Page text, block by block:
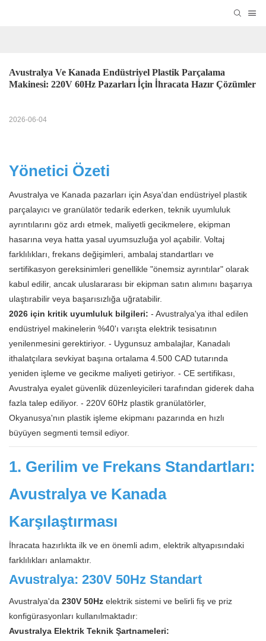
Avustralya Ve Kanada Endüstriyel Plastik Parçalama
Makinesi: 220V 60Hz Pazarları İçin İhracata Hazır Çözümler
2026-06-04
Yönetici Özeti
Avustralya ve Kanada pazarları için Asya'dan endüstriyel plastik
parçalayıcı ve granülatör tedarik ederken, teknik uyumluluk
ayrıntılarını göz ardı etmek, maliyetli gecikmelere, ekipman
hasarına veya hatta yasal uyumsuzluğa yol açabilir. Voltaj
farklılıkları, frekans değişimleri, ambalaj standartları ve
sertifikasyon gereksinimleri genellikle "önemsiz ayrıntılar" olarak
kabul edilir, ancak uluslararası bir ekipman satın alımını başarıya
ulaştırabilir veya başarısızlığa uğratabilir.
2026 için kritik uyumluluk bilgileri: - Avustralya'ya ithal edilen
endüstriyel makinelerin %40'ı varışta elektrik tesisatının
yenilenmesini gerektiriyor. - Uygunsuz ambalajlar, Kanadalı
ithalatçılara sevkiyat başına ortalama 4.500 CAD tutarında
yeniden işleme ve gecikme maliyeti getiriyor. - CE sertifikası,
Avustralya eyalet güvenlik düzenleyicileri tarafından giderek daha
fazla talep ediliyor. - 220V 60Hz plastik granülatörler,
Okyanusya'nın plastik işleme ekipmanı pazarında en hızlı
büyüyen segmenti temsil ediyor.
1. Gerilim ve Frekans Standartları:
Avustralya ve Kanada
Karşılaştırması
İhracata hazırlıkta ilk ve en önemli adım, elektrik altyapısındaki
farklılıkları anlamaktır.
Avustralya: 230V 50Hz Standart
Avustralya'da 230V 50Hz elektrik sistemi ve belirli fiş ve priz
konfigürasyonları kullanılmaktadır:
Avustralya Elektrik Teknik Şartnameleri: